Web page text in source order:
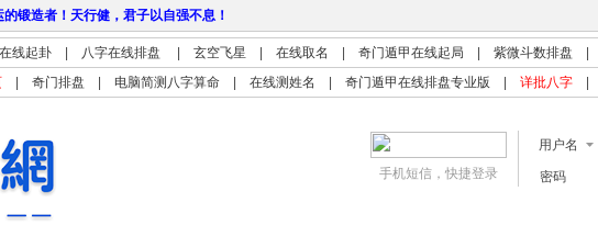
锻造者！天行健，君子以自强不息！
线起卦 八字在线排盘 玄空飞星 在线取名 奇门遁甲在线起局 紫微斗数排盘
奇门排盘 电脑简测八字算命 在线测姓名 奇门遁甲在线排盘专业版 详批八字
用户名
密码
手机短信，快捷登录